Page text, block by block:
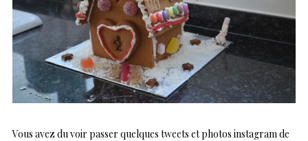
Vous avez du voir passer quelques tweets et photos instagram de